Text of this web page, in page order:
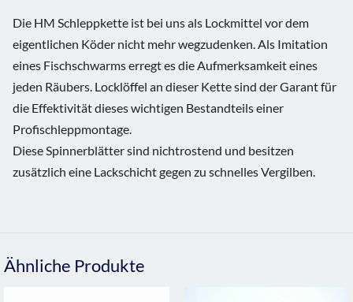
Die HM Schleppkette ist bei uns als Lockmittel vor dem
eigentlichen Köder nicht mehr wegzudenken. Als Imitation
eines Fischschwarms erregt es die Aufmerksamkeit eines
jeden Räubers. Locklöffel an dieser Kette sind der Garant für
die Effektivität dieses wichtigen Bestandteils einer
Profischleppmontage.
Diese Spinnerblätter sind nichtrostend und besitzen
zusätzlich eine Lackschicht gegen zu schnelles Vergilben.
Ähnliche Produkte